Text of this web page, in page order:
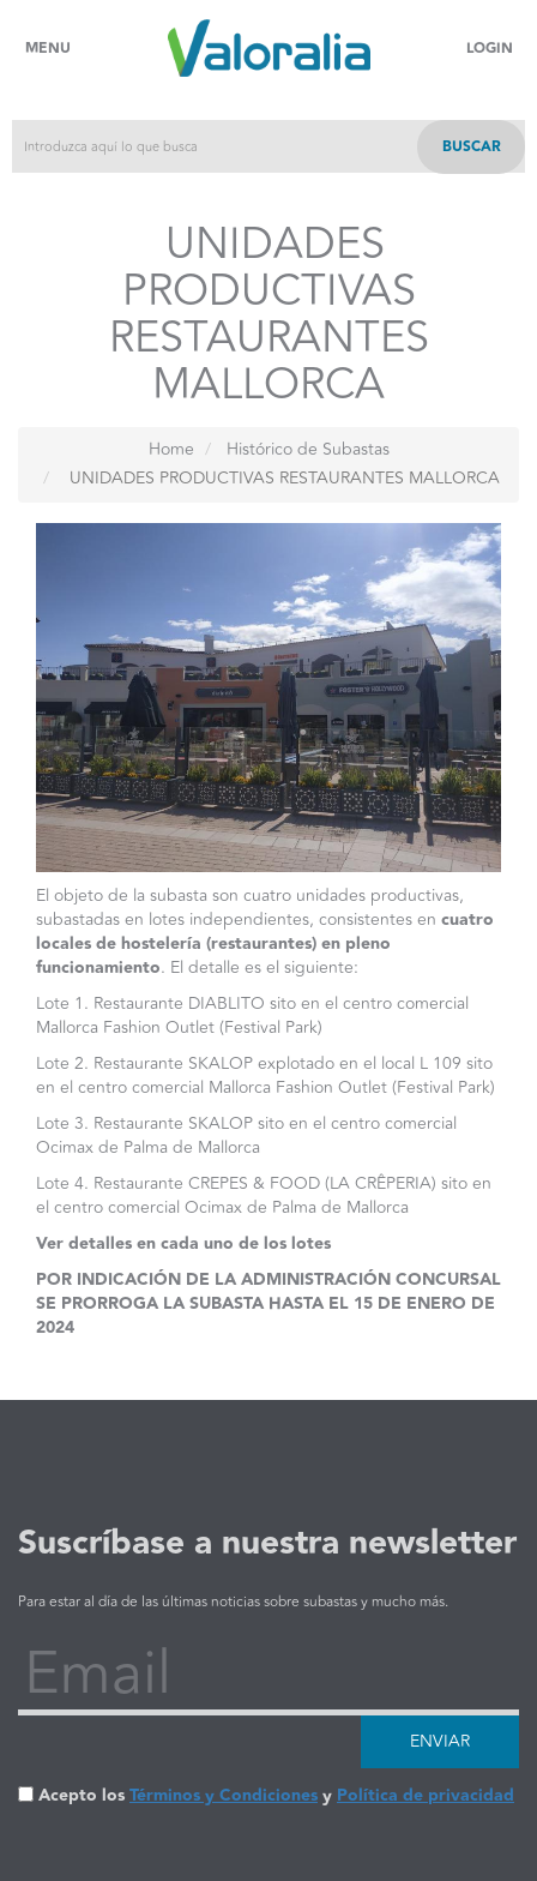
MENU LOGIN
BUSCAR
UNIDADES
PRODUCTIVAS
RESTAURANTES
MALLORCA
Home
Histórico de Subastas
UNIDADES PRODUCTIVAS RESTAURANTES MALLORCA
El objeto de la subasta son cuatro unidades productivas,
subastadas en lotes independientes, consistentes en cuatro
locales de hostelería (restaurantes) en pleno
funcionamiento. El detalle es el siguiente:
Lote 1. Restaurante DIABLITO sito en el centro comercial
Mallorca Fashion Outlet (Festival Park)
Lote 2. Restaurante SKALOP explotado en el local L 109 sito
en el centro comercial Mallorca Fashion Outlet (Festival Park)
Lote 3. Restaurante SKALOP sito en el centro comercial
Ocimax de Palma de Mallorca
Lote 4. Restaurante CREPES & FOOD (LA CRÊPERIA) sito en
el centro comercial Ocimax de Palma de Mallorca
Ver detalles en cada uno de los lotes
POR INDICACIÓN DE LA ADMINISTRACIÓN CONCURSAL
SE PRORROGA LA SUBASTA HASTA EL 15 DE ENERO DE
2024
Suscríbase a nuestra newsletter
Para estar al día de las últimas noticias sobre subastas y mucho más.
Email
ENVIAR
Acepto losTérminos y CondicionesyPolítica de privacidad